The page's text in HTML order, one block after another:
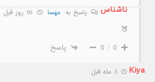
ناشناس پاسخ به مهسا
🍑
0
0 پاسخ
Kiya